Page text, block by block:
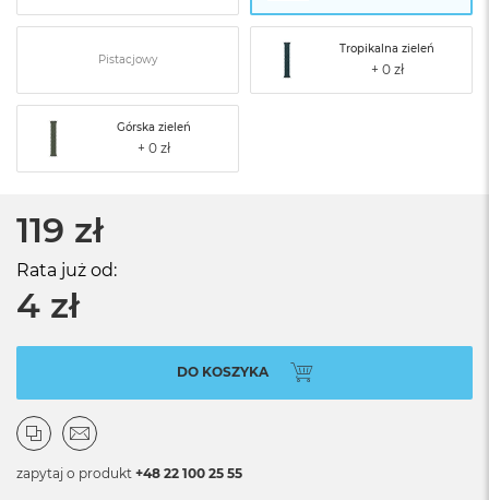
Pistacjowy
Tropikalna zieleń
Górska zieleń
119 zł
Rata już od:
4 zł
DO KOSZYKA
zapytaj o produkt +48 22 100 25 55